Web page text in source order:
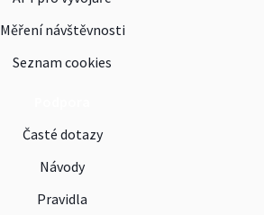
Měření návštěvnosti
Seznam cookies
Časté dotazy
Návody
Pravidla